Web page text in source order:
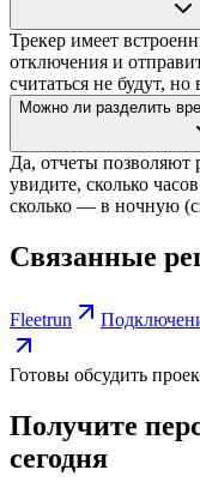
Трекер имеет
отключения и
считаться не будут,
Можно ли разделить
Да, отчеты позволяют
увидите, сколько
сколько — в ночную
Связанные
Fleetrun
Готовы обсудить
Получите
сегодня